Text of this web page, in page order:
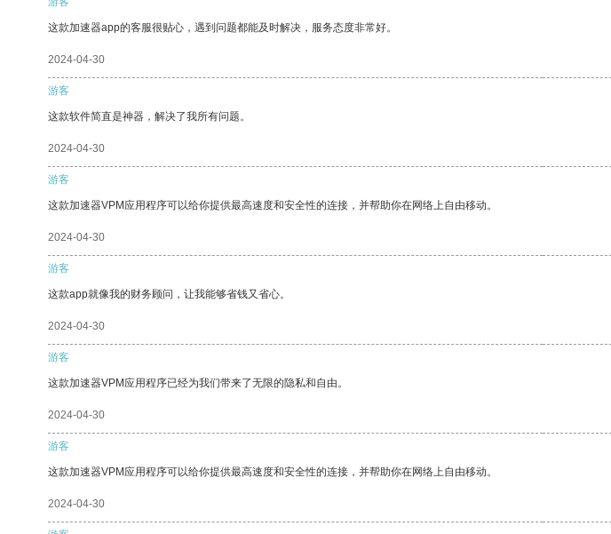
这款加速器app的客服很贴心，遇到问题都能及时解决，服务态度非常好。
2024-04-30
游客
这款软件简直是神器，解决了我所有问题。
2024-04-30
游客
这款加速器VPM应用程序可以给你提供最高速度和安全性的连接，并帮助你在网络上自由移动。
2024-04-30
游客
这款app就像我的财务顾问，让我能够省钱又省心。
2024-04-30
游客
这款加速器VPM应用程序已经为我们带来了无限的隐私和自由。
2024-04-30
游客
这款加速器VPM应用程序可以给你提供最高速度和安全性的连接，并帮助你在网络上自由移动。
2024-04-30